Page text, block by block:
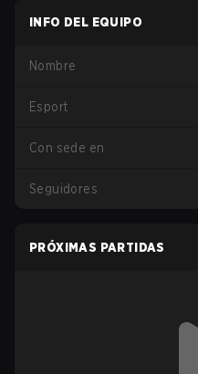
INFO DEL EQUIPO
Nombre
Esport
Con sede en
Seguidores
PRÓXIMAS PARTIDAS